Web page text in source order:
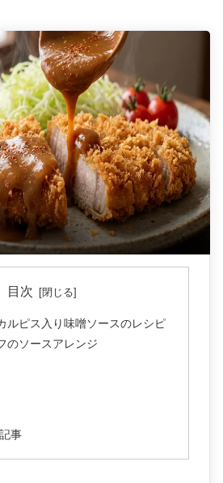
目次
ルピス入り味噌ソースのレシピ
のソースアレンジ
事